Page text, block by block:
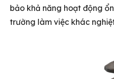
bảo khả năng hoạt động
trường làm việc khác